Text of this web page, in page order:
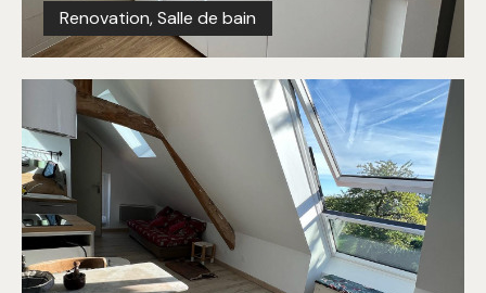
Renovation,Salle de bain